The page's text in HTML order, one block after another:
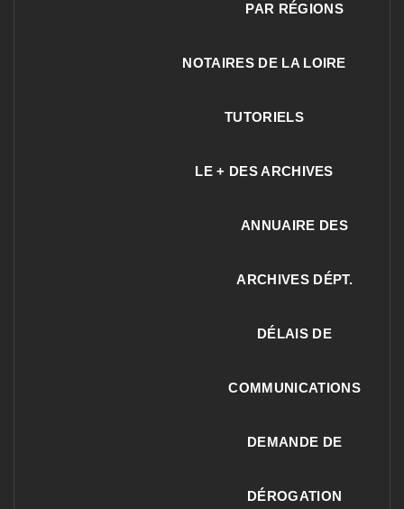
PAR RÉGIONS
NOTAIRES DE LA LOIRE
TUTORIELS
LE + DES ARCHIVES
ANNUAIRE DES
ARCHIVES DÉPT.
DÉLAIS DE
COMMUNICATIONS
DEMANDE DE
DÉROGATION